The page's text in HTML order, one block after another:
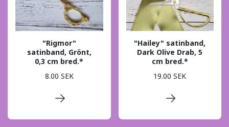
"Rigmor"
satinband, Grönt,
0,3 cm bred.*
8.00 SEK
"Hailey" satinband,
Dark Olive Drab, 5
cm bred.*
19.00 SEK